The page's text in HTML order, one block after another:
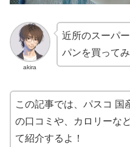
akira
近所のスーパ
パンを買ってみ
この記事では、パスコ 国
の口コミや、カロリーな
て紹介するよ！